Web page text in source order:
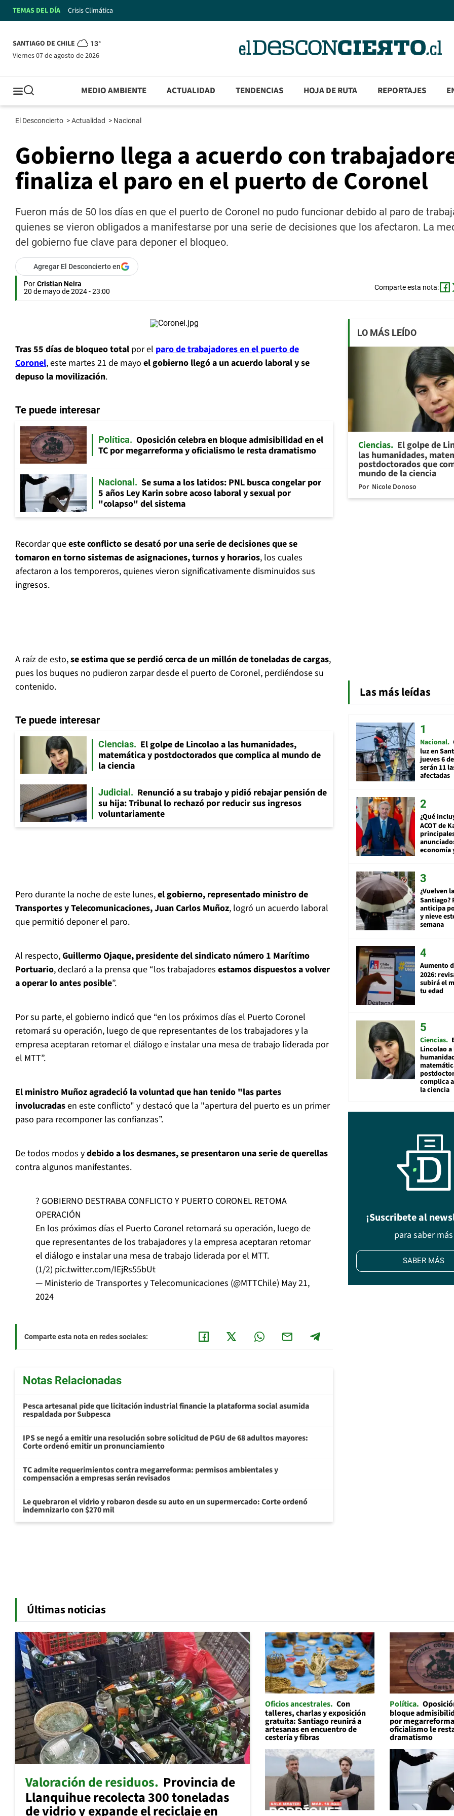
TEMAS DEL DÍA Crisis Climática
SANTIAGO DE CHILE 13°
viernes 07 de agosto de 2026
MEDIO AMBIENTE ACTUALIDAD TENDENCIAS HOJA DE RUTA REPORTAJES
El Desconcierto >Actualidad > Nacional
Gobierno llega a acuerdo con
finaliza el paro en el puerto de Coronel
Fueron más de 50 los días en que el puerto de Coronel no pudo funcionar debido al paro de
quienes se vieron obligados a manifestarse por una serie de decisiones que los afectaron. La
del gobierno fue clave para deponer el bloqueo.
Agregar El Desconcierto en
Por Cristian Neira
20 de mayo de 2024 - 23:00
Comparte esta nota:
Tras 55 días de bloqueo total por el paro de trabajadores en el puerto de
Coronel, este martes 21 de mayo el gobierno llegó a un acuerdo laboral y se
depuso la movilización.
Te puede interesar
Política
Oposición celebra en bloque admisibilidad en el
TC por megarreforma y oficialismo le resta dramatismo
Nacional
Se suma a los latidos: PNL busca congelar por
5 años Ley Karin sobre acoso laboral y sexual por
"colapso" del sistema
Recordar queeste conflicto se desató por una serie de decisiones que se
tomaron en torno sistemas de asignaciones, turnos y horarios, los cuales
afectaron a los temporeros, quienes vieron significativamente disminuidos sus
ingresos.
A raíz de esto,se estima que se perdió cerca de un millón de toneladas de cargas,
pues los buques no pudieron zarpar desde el puerto de Coronel, perdiéndose su
contenido.
Te puede interesar
Ciencias
El golpe de Lincolao a las humanidades,
matemática y postdoctorados que complica al mundo de
la ciencia
Judicial
Renunció a su trabajo y pidió rebajar pensión de
su hija: Tribunal lo rechazó por reducir sus ingresos
voluntariamente
Pero durante la noche de este lunes,el gobierno, representado ministro de
Transportes y Telecomunicaciones, Juan Carlos Muñoz, logró un acuerdo laboral
que permitió deponer el paro.
Al respecto,Guillermo Ojaque, presidente del sindicato número 1 Marítimo
Portuario, declaró a la prensa que “los trabajadores estamos dispuestos a volver
a operar lo antes posible”.
Por su parte, el gobierno indicó que “en los próximos días el Puerto Coronel
retomará su operación, luego de que representantes de los trabajadores y la
empresa aceptaran retomar el diálogo e instalar una mesa de trabajo liderada por
el MTT”.
El ministro Muñoz agradeció la voluntad que han tenido "las partes
involucradasen este conflicto" y destacó que la "apertura del puerto es un primer
paso para recomponer las confianzas”.
De todos modos ydebido a los desmanes, se presentaron una serie de querellas
contra algunos manifestantes.
? GOBIERNO DESTRABA CONFLICTO Y PUERTO CORONEL RETOMA
OPERACIÓN
En los próximos días el Puerto Coronel retomará su operación, luego de
que representantes de los trabajadores y la empresa aceptaran retomar
el diálogo e instalar una mesa de trabajo liderada por el MTT.
(1/2) pic.twitter.com/IEjRs55bUt
— Ministerio de Transportes y Telecomunicaciones (@MTTChile) May 21,
2024
Comparte esta nota en redes sociales:
Notas Relacionadas
Pesca artesanal pide que licitación industrial financie la plataforma social asumida
respaldada por Subpesca
IPS se negó a emitir una resolución sobre solicitud de PGU de 68 adultos mayores:
Corte ordenó emitir un pronunciamiento
TC admite requerimientos contra megarreforma: permisos ambientales y
compensación a empresas serán revisados
Le quebraron el vidrio y robaron desde su auto en un supermercado: Corte ordenó
indemnizarlo con $270 mil
LO MÁS LEÍDO
Ciencias El golpe de
las humanidades,
postdoctorados que
mundo de la ciencia
Por Nicole Donoso
Las más leídas
Nacional
luz en
jueves 6
serán 11
afectadas
¿Qué
ACOT de
economía
¿Vuelven
Santiago?
anticipa
y nieve
semana
Aumento
2026:
subirá el
tu edad
Ciencias
Lincolao a
complica
la ciencia
¡Suscribete al
para saber más
SABER MÁS
Últimas noticias
Valoración de residuos Provincia de
Llanquihue recolecta 300 toneladas
de vidrio y expande el reciclaje en
Oficios ancestrales Con
talleres, charlas y exposición
gratuita: Santiago reunirá a
artesanas en encuentro de
cestería y fibras
Política
bloque
por
oficialismo le
dramatismo